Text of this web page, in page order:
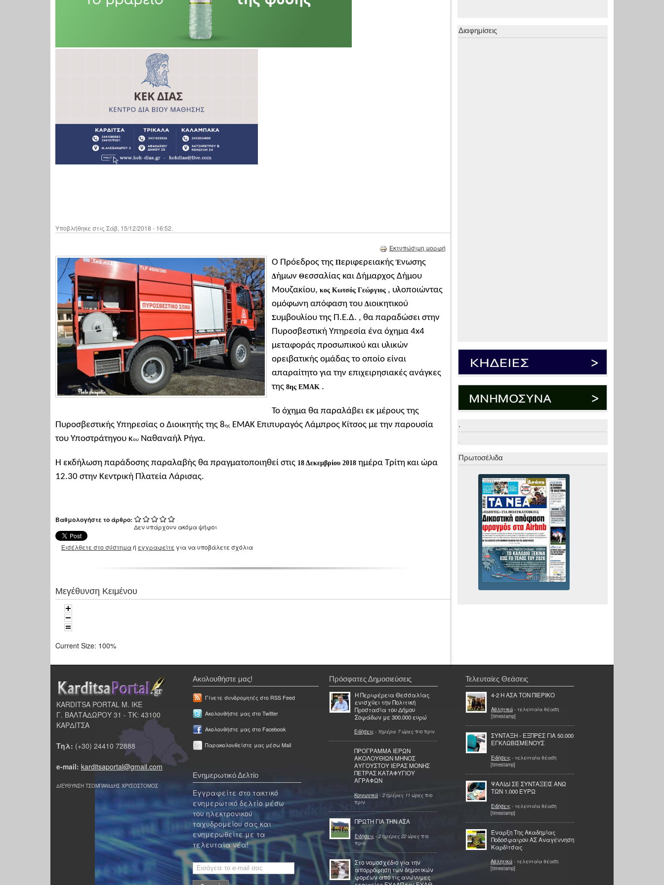
Υποβλήθηκε στις Σάβ, 15/12/2018 - 16:52.
Εκτυπώσιμη μορφή
Ο Πρόεδρος της ΠεριφερειακήςΈνωσης
Δήμων Θεσσαλίας και Δήμαρχος Δήμου
Μουζακίου, κος Κωτσός Γεώργιος , υλοποιώντας
ομόφωνη απόφαση του Διοικητικού
Συμβουλίου της Π.Ε.Δ. , θα παραδώσει στην
Πυροσβεστική Υπηρεσία ένα όχημα 4x4
μεταφοράς προσωπικού και υλικών
ορειβατικής ομάδας το οποίο είναι
απαραίτητο για την επιχειρησιακές ανάγκες
της 8ης ΕΜΑΚ .
Το όχημα θα παραλάβει εκ μέρους της
Πυροσβεστικής Υπηρεσίας ο Διοικητής της 8ης ΕΜΑΚ Επιπυραγός Λάμπρος Κίτσος με την παρουσία
του Υποστράτηγου κου Ναθαναήλ Ρήγα.
Η εκδήλωση παράδοσης παραλαβής θα πραγματοποιηθεί στις 18 Δεκεμβρίου 2018 ημέρα Τρίτη και ώρα
12.30 στην Κεντρική Πλατεία Λάρισας.
Βαθμολογήστε το άρθρο:
Δεν υπάρχουν ακόμα ψήφοι
Εισέλθετε στο σύστημαή εγγραφείτε για να υποβάλετε σχόλια
Μεγέθυνση Κειμένου
Current Size: 100%
Διαφημίσεις
.
.
Πρωτοσέλιδα
KARDITSA PORTAL Μ. ΙΚΕ
Γ. ΒΑΛΤΑΔΩΡΟΥ 31 - ΤΚ: 43100
ΚΑΡΔΙΤΣΑ
Τηλ: (+30) 24410 72888
e-mail: karditsaportal@gmail.com
ΔΙΕΥΘΥΝΣΗ ΤΣΟΜΠΑΝΙΔΗΣ ΧΡΥΣΟΣΤΟΜΟΣ
Ακολουθήστε μας!
Γίνετε συνδρομητές στο RSS Feed
Ακολουθήστε μας στο Twitter
Ακολουθήστε μας στο Facebook
Παρακολουθείστε μας μέσω Mail
Ενημερωτικό Δελτίο
Εγγραφείτε στο τακτικό
ενημερωτικό δελτίο μέσω
του ηλεκτρονικού
ταχυδρομείου σας και
ενημερωθείτε με τα
τελευταία νέα!
Πρόσφατες Δημοσιεύσεις
Η Περιφέρεια Θεσσαλίας
ενισχύει την Πολιτική
Προστασία του Δήμου
Σοφάδων με 300.000 ευρώ
Ειδήσεις - 1ημέρα 7 ώρες πιο πριν
ΠΡΟΓΡΑΜΜΑ ΙΕΡΩΝ
ΑΚΟΛΟΥΘΙΩΝ ΜΗΝΟΣ
ΑΥΓΟΥΣΤΟΥ ΙΕΡΑΣ ΜΟΝΗΣ
ΠΕΤΡΑΣ ΚΑΤΑΦΥΓΙΟΥ
ΑΓΡΑΦΩΝ
Κοινωνικά - 2 ημέρες 11 ώρες πιο
πριν
ΠΡΩΤΗ ΓΙΑ ΤΗΝ ΑΣΑ
Ειδήσεις - 2 ημέρες 22 ώρες πιο
πριν
Στο νομοσχέδιο για την
απορρόφηση των δημοτικών
φορέων από τις ανώνυμες
Τελευταίες Θεάσεις
4-2 Η ΑΣΑ ΤΟΝ ΠΙΕΡΙΚΟ
Αθλητικά - τελευταία θέαση
[timestamp]
ΣΥΝΤΑΞΗ - ΕΞΠΡΕΣ ΓΙΑ 50.000
ΕΓΚΛΩΒΙΣΜΕΝΟΥΣ
Ειδήσεις - τελευταία θέαση
[timestamp]
ΨΑΛΙΔΙ ΣΕ ΣΥΝΤΑΞΕΙΣ ΑΝΩ
ΤΩΝ 1.000 ΕΥΡΩ
Ειδήσεις - τελευταία θέαση
[timestamp]
Έναρξη Της Ακαδημίας
Ποδοσφαιρου ΑΣ Αναγέννηση
Καρδίτσας
Αθλητικά - τελευταία θέαση
[timestamp]